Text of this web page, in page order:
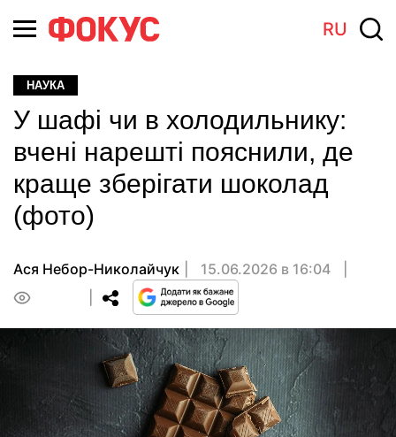
RU
НАУКА
У шафі чи в холодильнику:
вчені нарешті пояснили, де
краще зберігати шоколад
(фото)
Ася Небор-Николайчук
15.06.2026 в 16:04